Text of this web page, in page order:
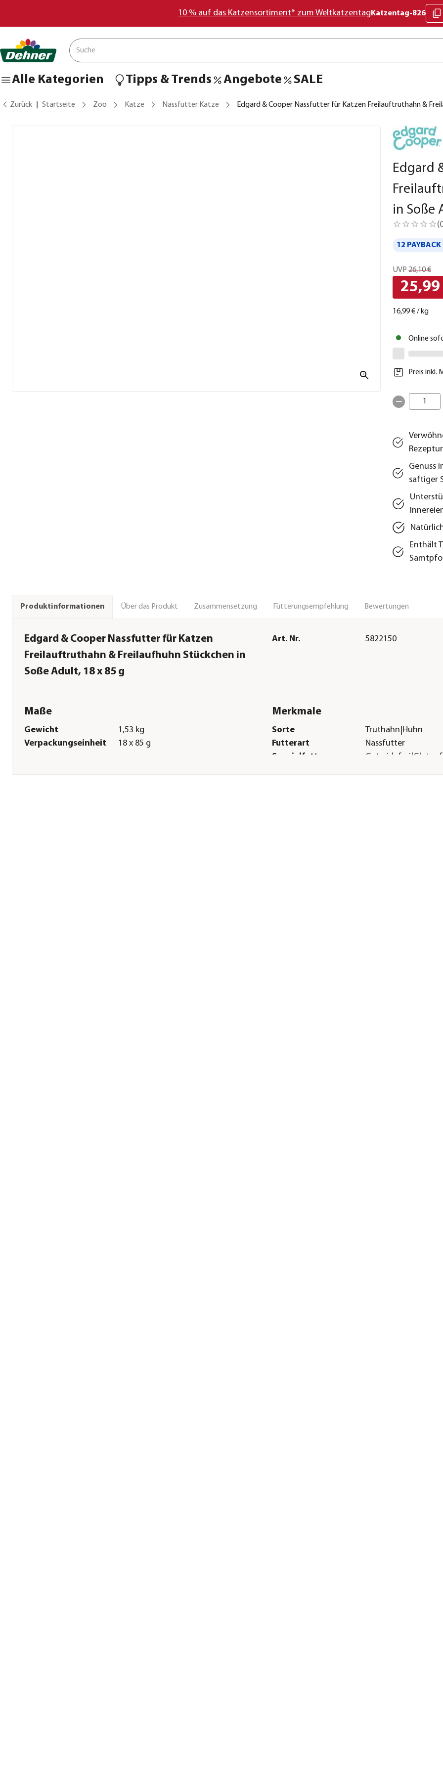
10 % auf das Katzensortiment* zum Weltkatzentag Katzentag-826
Alle Kategorien Tipps & Trends Angebote SALE
Zurück Startseite Zoo Katze Nassfutter Katze Edgard & Cooper Nassfutter für Katzen Freilauftruthahn &
Edgard
in Soße
(
12
UVP 26,10 €
25,99
16,99 €/ kg
Online
Preis inkl.
1
Rezeptur
Genuss
saftiger
Enthält
Produktinformationen Über das Produkt Zusammensetzung Fütterungsempfehlung Bewertungen
Edgard & Cooper Nassfutter für Katzen
Freilauftruthahn & Freilaufhuhn Stückchen in
Soße Adult, 18 x 85 g
Art. Nr. 5822150
Maße
Gewicht
1,53 kg
Verpackungseinheit
18 x 85 g
Merkmale
Sorte
Truthahn|Huhn
Futterart
Nassfutter
Spezialfutter